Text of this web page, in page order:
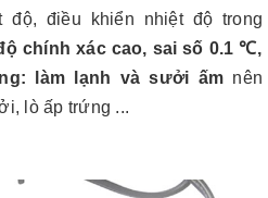
độ, điều khiển nhiệt độ trong
chính xác cao, sai số 0.1 ℃,
làm lạnh và sưởi ấm nên
lò ấp trứng ...